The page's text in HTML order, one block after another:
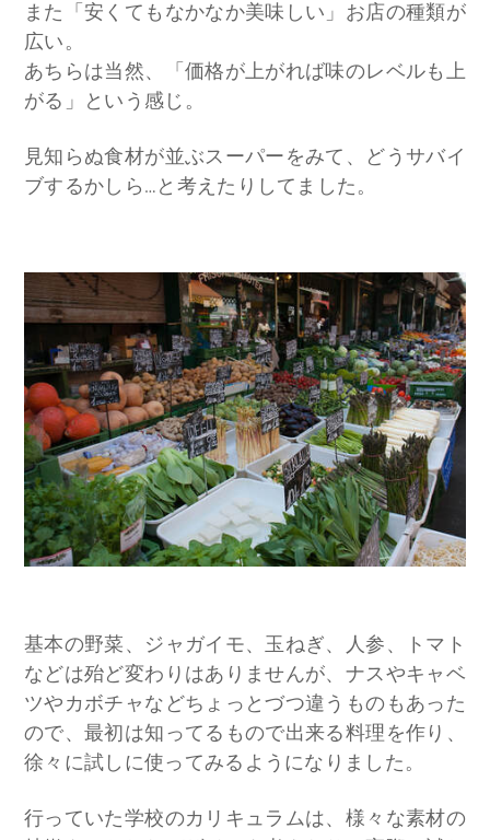
また「安くてもなかなか美味しい」お店の種類が
広い。
あちらは当然、「価格が上がれば味のレベルも上
がる」という感じ。
見知らぬ食材が並ぶスーパーをみて、どうサバイ
ブするかしら…と考えたりしてました。
​基本の野菜、ジャガイモ、玉ねぎ、人参、トマト
などは殆ど変わりはありませんが、ナスやキャベ
ツやカボチャなどちょっとづつ違うものもあった
ので、最初は知ってるもので出来る料理を作り、
徐々に試しに使ってみるようになりました。
​行っていた学校のカリキュラムは、様々な素材の